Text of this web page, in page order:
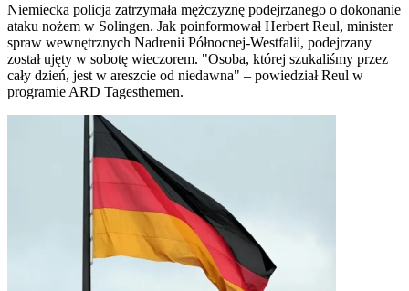
Niemiecka policja zatrzymała mężczyznę podejrzanego o dokonanie
ataku nożem w Solingen. Jak poinformował Herbert Reul, minister
spraw wewnętrznych Nadrenii Północnej-Westfalii, podejrzany
został ujęty w sobotę wieczorem. "Osoba, której szukaliśmy przez
cały dzień, jest w areszcie od niedawna" – powiedział Reul w
programie ARD Tagesthemen.